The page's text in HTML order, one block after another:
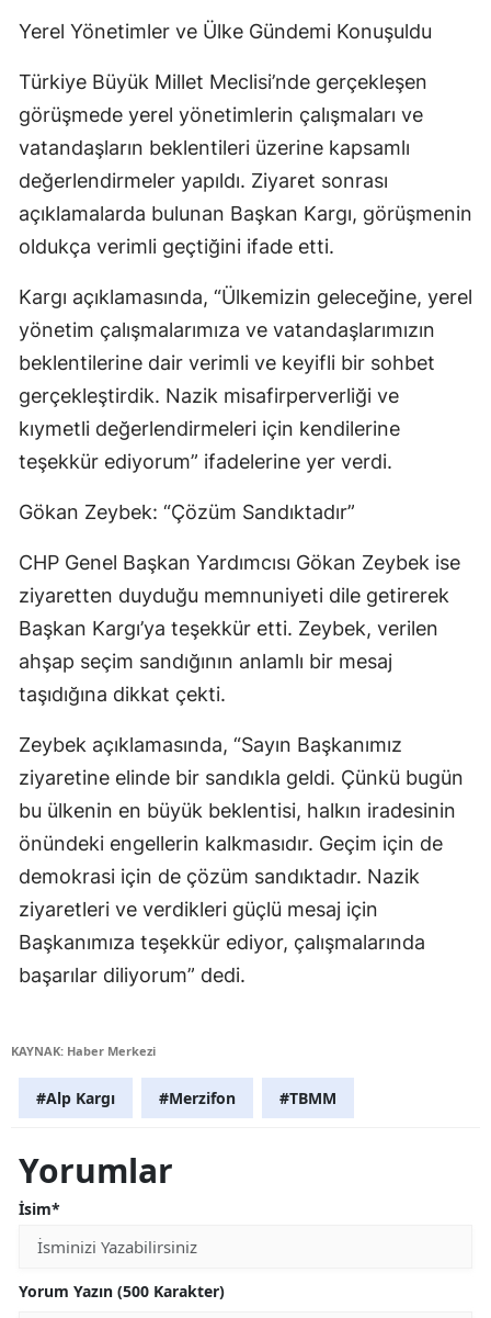
Yerel Yönetimler ve Ülke Gündemi Konuşuldu
Türkiye Büyük Millet Meclisi’nde gerçekleşen
görüşmede yerel yönetimlerin çalışmaları ve
vatandaşların beklentileri üzerine kapsamlı
değerlendirmeler yapıldı. Ziyaret sonrası
açıklamalarda bulunan Başkan Kargı, görüşmenin
oldukça verimli geçtiğini ifade etti.
Kargı açıklamasında, “Ülkemizin geleceğine, yerel
yönetim çalışmalarımıza ve vatandaşlarımızın
beklentilerine dair verimli ve keyifli bir sohbet
gerçekleştirdik. Nazik misafirperverliği ve
kıymetli değerlendirmeleri için kendilerine
teşekkür ediyorum” ifadelerine yer verdi.
Gökan Zeybek: “Çözüm Sandıktadır”
CHP Genel Başkan Yardımcısı Gökan Zeybek ise
ziyaretten duyduğu memnuniyeti dile getirerek
Başkan Kargı’ya teşekkür etti. Zeybek, verilen
ahşap seçim sandığının anlamlı bir mesaj
taşıdığına dikkat çekti.
Zeybek açıklamasında, “Sayın Başkanımız
ziyaretine elinde bir sandıkla geldi. Çünkü bugün
bu ülkenin en büyük beklentisi, halkın iradesinin
önündeki engellerin kalkmasıdır. Geçim için de
demokrasi için de çözüm sandıktadır. Nazik
ziyaretleri ve verdikleri güçlü mesaj için
Başkanımıza teşekkür ediyor, çalışmalarında
başarılar diliyorum” dedi.
KAYNAK: Haber Merkezi
#Alp Kargı #Merzifon #TBMM
Yorumlar
İsim*
Yorum Yazın (500 Karakter)